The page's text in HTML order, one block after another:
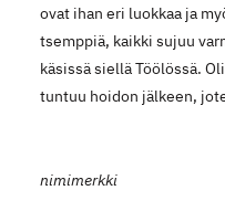
ovat ihan eri luokkaa ja
tsemppiä, kaikki sujuu
käsissä siellä Töölössä.
tuntuu hoidon jälkeen,
nimimerkki